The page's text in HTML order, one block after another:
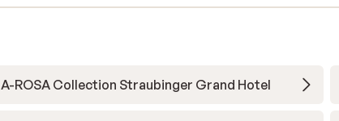
A-ROSA Collection Straubinger Grand Hotel